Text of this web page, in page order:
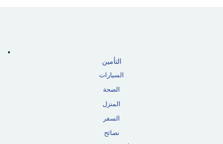
التأمين
السيارات
الصحة
المنزل
السفر
نصائح